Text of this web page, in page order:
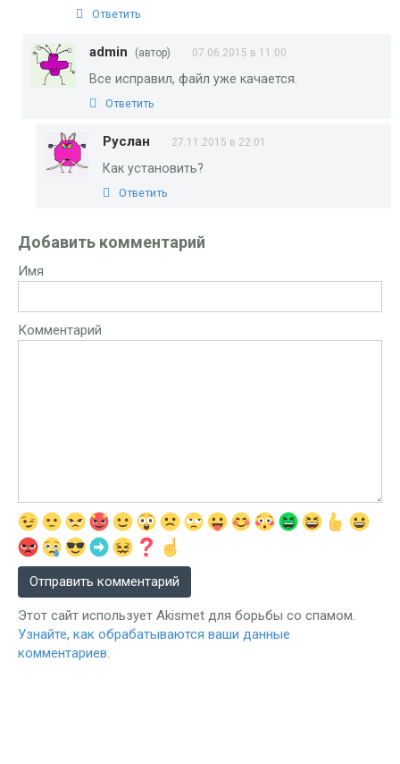
Ответить
admin (автор) 07.06.2015 в 11:00
Все исправил, файл уже качается.
Ответить
Руслан 27.11.2015 в 22:01
Как установить?
Ответить
Добавить комментарий
Имя
Комментарий
Этот сайт использует Akismet для борьбы со спамом.
Узнайте, как обрабатываются ваши данные
комментариев.